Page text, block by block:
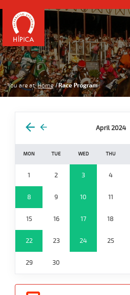
You are at: Home Race Program
April 2024
MON TUE WED THU
1 2 3 4
8 9 10 11
15 16 17 18
22 23 24 25
29 30